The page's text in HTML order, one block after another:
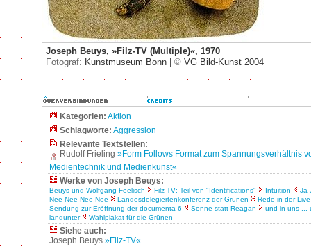
Joseph Beuys, »Filz-TV (Multiple)«, 1970
Fotograf: Kunstmuseum Bonn | © VG Bild-Kunst 2004
Kategorien: Aktion
Schlagworte: Aggression
Relevante Textstellen:
Rudolf Frieling »Form Follows Format zum Spannungsverhältnis
Medientechnik und Medienkunst«
Werke von Joseph Beuys:
Beuys und Wolfgang Feelisch Filz-TV: Teil von "Identifications" Intuition
Ja
Nee Nee Nee Nee
Landesdelegiertenkonferenz der Grünen
Rede in der
Sendung zur Eröffnung der documenta 6
Sonne statt Reagan
und in uns ...
landunter
Wahlplakat für die Grünen
Siehe auch:
Joseph Beuys »Filz-TV«